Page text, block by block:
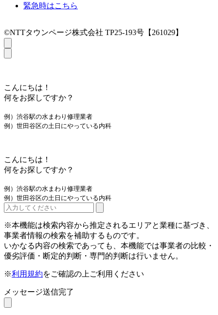
緊急時はこちら
©NTTタウンページ株式会社 TP25-193号【261029】
こんにちは！
何をお探しですか？
例）渋谷駅の水まわり修理業者
例）世田谷区の土日にやっている内科
こんにちは！
何をお探しですか？
例）渋谷駅の水まわり修理業者
例）世田谷区の土日にやっている内科
※本機能は検索内容から推定されるエリアと業種に基づき、
事業者情報の検索を補助するものです。
いかなる内容の検索であっても、本機能では事業者の比較・
優劣評価・断定的判断・専門的判断は行いません。
※利用規約をご確認の上ご利用ください
メッセージ送信完了